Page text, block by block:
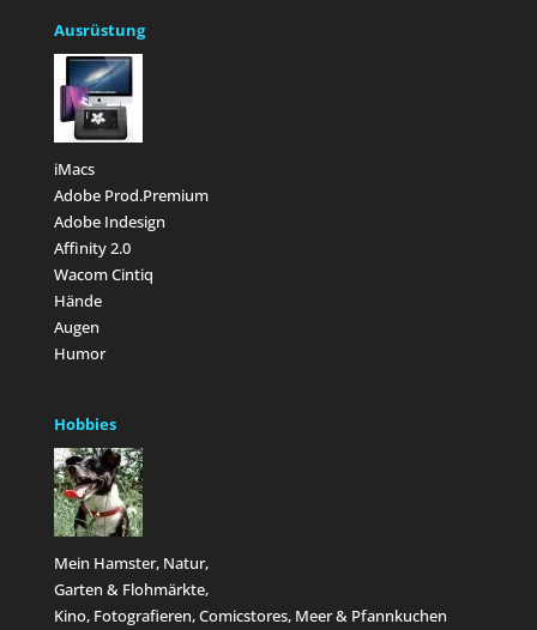
Ausrüstung
iMacs
Adobe Prod.Premium
Adobe Indesign
Affinity 2.0
Wacom Cintiq
Hände
Augen
Humor
Hobbies
Mein Hamster, Natur,
Garten & Flohmärkte,
Kino, Fotografieren, Comicstores, Meer & Pfannkuchen